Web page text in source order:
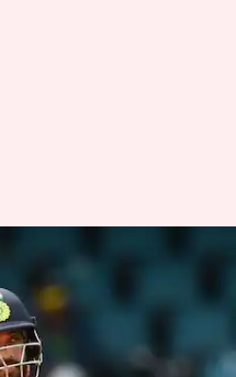
अच्छा था
चाहिए थी जगह-
11:16 am